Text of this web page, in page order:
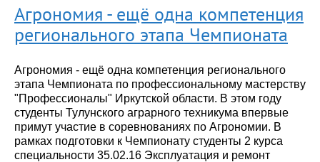
Агрономия - ещё одна компетенция
регионального этапа Чемпионата
Агрономия - ещё одна компетенция регионального
этапа Чемпионата по профессиональному мастерству
"Профессионалы" Иркутской области. В этом году
студенты Тулунского аграрного техникума впервые
примут участие в соревнованиях по Агрономии. В
рамках подготовки к Чемпионату студенты 2 курса
специальности 35.02.16 Эксплуатация и ремонт